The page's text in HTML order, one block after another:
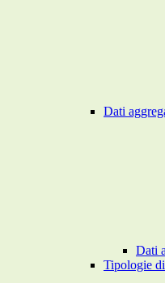
Dati
Dati
Tipologie